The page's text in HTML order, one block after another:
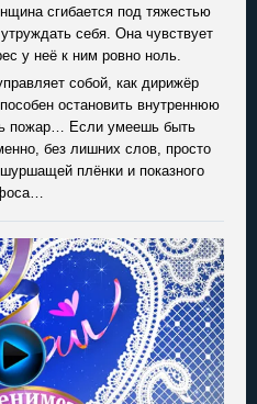
сгибается под тяжестью
себя. Она чувствует
у неё к ним ровно ноль.
собой, как дирижёр
остановить внутреннюю
пожар… Если умеешь быть
без лишних слов, просто
плёнки и показного